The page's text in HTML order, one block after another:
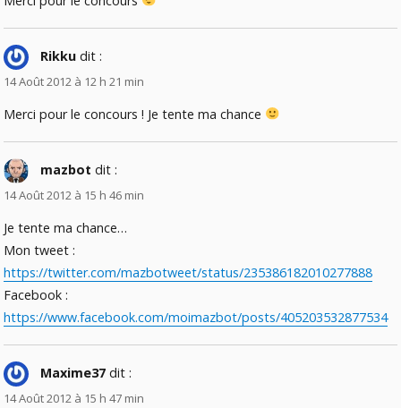
Rikku dit :
14 Août 2012 à 12 h 21 min
Merci pour le concours ! Je tente ma chance
mazbot dit :
14 Août 2012 à 15 h 46 min
Je tente ma chance…
Mon tweet :
https://twitter.com/mazbotweet/status/235386182010277888
Facebook :
https://www.facebook.com/moimazbot/posts/405203532877534
Maxime37 dit :
14 Août 2012 à 15 h 47 min